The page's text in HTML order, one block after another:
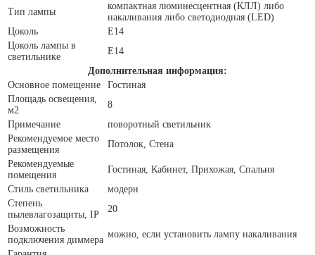
Тип лампы
компактная люминесцентная (КЛЛ) либо
накаливания либо светодиодная (LED)
Цоколь
E14
Цоколь лампы в
светильнике
E14
Дополнительная информация:
Основное помещение
Гостиная
Площадь освещения,
м2
8
Примечание
поворотный светильник
Рекомендуемое место
размещения
Потолок, Стена
Рекомендуемые
помещения
Гостиная, Кабинет, Прихожая, Спальня
Стиль светильника
модерн
Степень
пылевлагозащиты, IP
20
Возможность
подключения диммера
можно, если установить лампу накаливания